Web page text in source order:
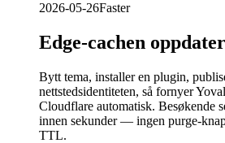
2026-05-26Faster
Edge-cachen
Bytt tema, installer en plugin,
nettstedsidentiteten, så fornyer
Cloudflare automatisk. Besøkende
innen sekunder — ingen purge-
TTL.